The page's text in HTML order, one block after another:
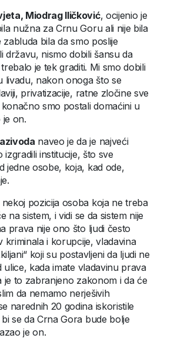
Miodrag Iličković, ocijenio je
nužna za Crnu Goru ali nije bila
zabluda bila da smo poslije
državu, nismo dobili šansu da
je tek graditi. Mi smo dobili
livadu, nakon onoga što se
privatizacije, ratne zločine sve
smo postali domaćini u
je on.
naveo je da je najveći
institucije, što sve
jedne osobe, koja, kad ode,
nekoj pozicija osoba koja ne treba
na sistem, i vidi se da sistem nije
prava nije ono što ljudi često
kriminala i korupcije, vladavina
koji su postavljeni da ljudi ne
ulice, kada imate vladavinu prava
je to zabranjeno zakonom i da će
da nemamo nerješivih
narednih 20 godina iskoristile
se da Crna Gora bude bolje
je on.